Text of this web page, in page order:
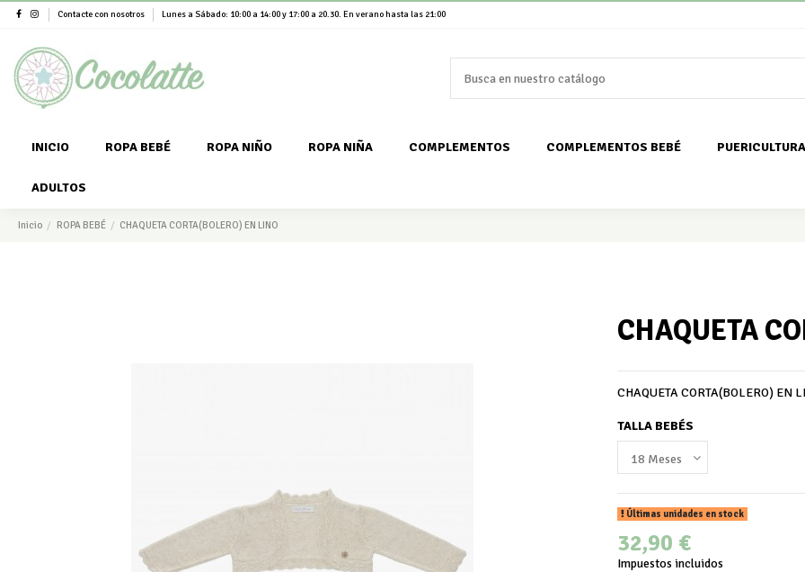
Contacte con nosotros Lunes a Sábado: 10:00 a 14:00 y 17:00 a 20.30. En verano hasta las 21:00
INICIO ROPA BEBÉ ROPA NIÑO ROPA NIÑA COMPLEMENTOS COMPLEMENTOS BEBÉ PUERICULTURA
ADULTOS
Inicio ROPA BEBÉ CHAQUETA CORTA(BOLERO) EN LINO
CHAQUETA
CHAQUETA CORTA(BOLERO) EN
TALLA BEBÉS
Últimas unidades en stock
32,90 €
Impuestos incluidos